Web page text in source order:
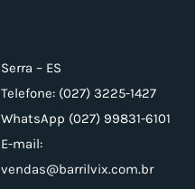
Serra – ES
Telefone: (027) 3225-1427
WhatsApp (027) 99831-6101
E-mail:
vendas@barrilvix.com.br